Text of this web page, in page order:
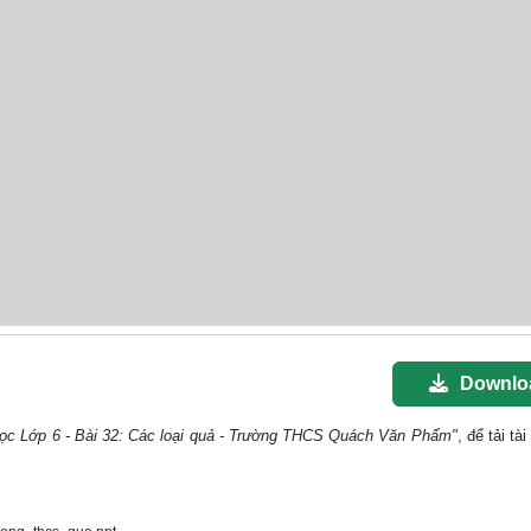
Lớp 6 - Bài 32: Các loại quả - Trường THCS Quách Văn Phẩm", để tải tài